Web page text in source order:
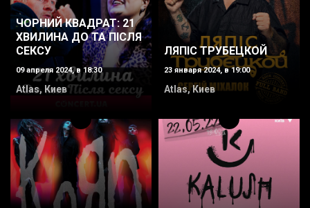
ЧОРНИЙ КВАДРАТ: 21
ХВИЛИНА ДО ТА ПІСЛЯ
СЕКСУ
09 апреля 2024, в 18:30
Atlas, Киев
ЛЯПІС ТРУБЕЦКОЙ
23 января 2024, в 19:00
Atlas, Киев